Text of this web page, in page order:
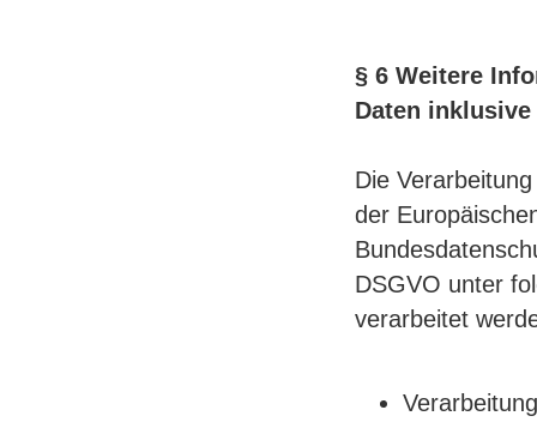
§ 6 Weitere
Daten
Die
der
DSGVO unter
verarbeitet